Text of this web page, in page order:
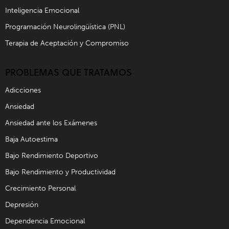
Inteligencia Emocional
Programación Neurolingüística (PNL)
Terapia de Aceptación y Compromiso
PROBLEMAS QUE TRATAMOS
Adicciones
Ansiedad
Ansiedad ante los Exámenes
Baja Autoestima
Bajo Rendimiento Deportivo
Bajo Rendimiento y Productividad
Crecimiento Personal
Depresión
Dependencia Emocional